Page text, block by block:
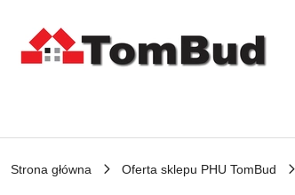
Strona główna Oferta sklepu PHU TomBud